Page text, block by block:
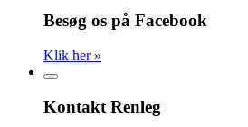
Besøg os på Facebook
Klik her »
Kontakt Renleg